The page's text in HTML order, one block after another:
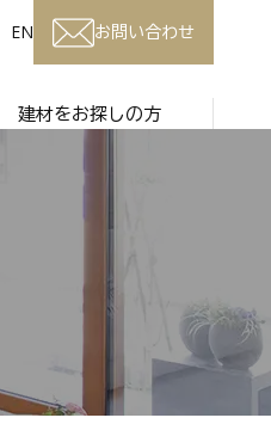
EN お問い合わせ
建材をお探しの方